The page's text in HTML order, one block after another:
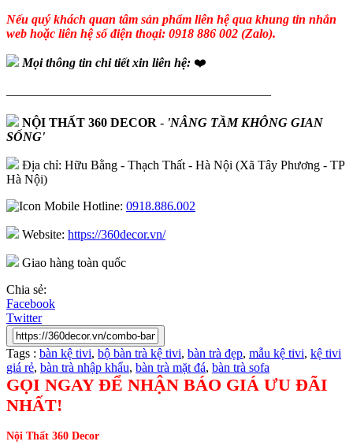
Nếu quý khách quan tâm sản phẩm liên hệ qua khung tin nhắn
web hoặc liên hệ số điện thoại: 0918 886 002 (Zalo).
Mọi thông tin chi tiết xin liên hệ: ❤️
—————————————————————
NỘI THẤT 360 DECOR - 'NÂNG TẦM KHÔNG GIAN
SỐNG'
Địa chỉ: Hữu Bằng - Thạch Thất - Hà Nội (Xã Tây Phương - TP
Hà Nội)
Hotline: 0918.886.002
Website: https://360decor.vn/
Giao hàng toàn quốc
Chia sẻ:
Facebook
Twitter
Tags : bàn kệ tivi, bộ bàn trà kệ tivi, bàn trà đẹp, mẫu kệ tivi, kệ tivi
giá rẻ, bàn trà nhập khẩu, bàn trà mặt đá, bàn trà sofa
GỌI NGAY ĐỂ NHẬN BÁO GIÁ ƯU ĐÃI
NHẤT!
Nội Thất 360 Decor